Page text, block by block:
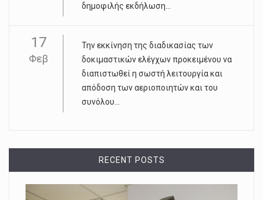
δημοφιλής εκδήλωση...
17
Φεβ
Την εκκίνηση της διαδικασίας των
δοκιμαστικών ελέγχων προκειμένου να
διαπιστωθεί η σωστή λειτουργία και
απόδοση των αεριοποιητών και του
συνόλου...
RECENT POSTS